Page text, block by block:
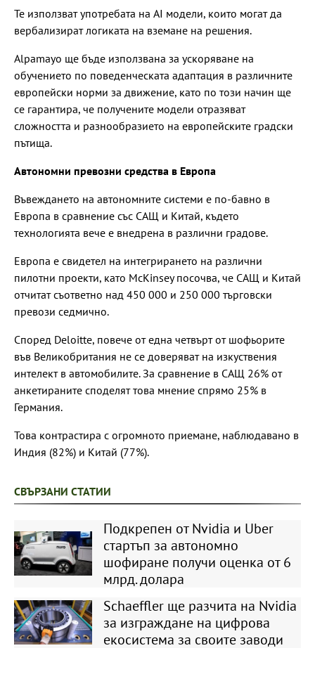
Те използват употребата на AI модели, които могат да
вербализират логиката на вземане на решения.
Alpamayo ще бъде използвана за ускоряване на
обучението по поведенческата адаптация в различните
европейски норми за движение, като по този начин ще
се гарантира, че получените модели отразяват
сложността и разнообразието на европейските градски
пътища.
Автономни превозни средства в Европа
Въвеждането на автономните системи е по-бавно в
Европа в сравнение със САЩ и Китай, където
технологията вече е внедрена в различни градове.
Европа е свидетел на интегрирането на различни
пилотни проекти, като McKinsey посочва, че САЩ и Китай
отчитат съответно над 450 000 и 250 000 търговски
превози седмично.
Според Deloitte, повече от една четвърт от шофьорите
във Великобритания не се доверяват на изкуствения
интелект в автомобилите. За сравнение в САЩ 26% от
анкетираните споделят това мнение спрямо 25% в
Германия.
Това контрастира с огромното приемане, наблюдавано в
Индия (82%) и Китай (77%).
СВЪРЗАНИ СТАТИИ
Подкрепен от Nvidia и Uber
стартъп за автономно
шофиране получи оценка от 6
млрд. долара
Schaeffler ще разчита на Nvidia
за изграждане на цифрова
екосистема за своите заводи